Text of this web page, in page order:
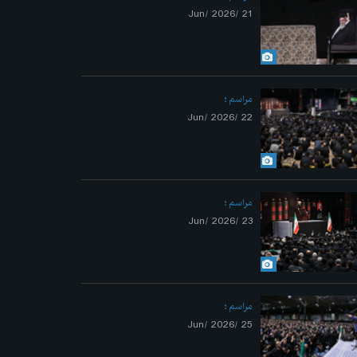
21 /Jun/ 2026
مراسم
22 /Jun/ 2026
مراسم
23 /Jun/ 2026
مراسم
25 /Jun/ 2026